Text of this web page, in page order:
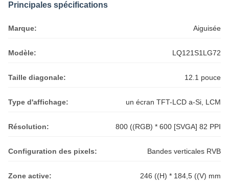
Principales spécifications
Marque: Aiguisée
Modèle: LQ121S1LG72
Taille diagonale: 12.1 pouce
Type d'affichage: un écran TFT-LCD a-Si, LCM
Résolution: 800 ((RGB) * 600 [SVGA] 82 PPI
Configuration des pixels: Bandes verticales RVB
Zone active: 246 ((H) * 184,5 ((V) mm